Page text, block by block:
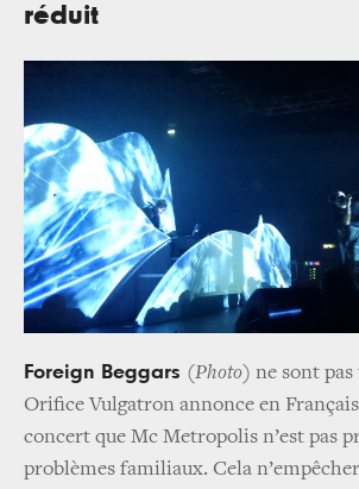
réduit
Foreign Beggars (Photo) ne sont
Orifice Vulgatron annonce en
concert que Mc Metropolis n’est pas
problèmes familiaux. Cela